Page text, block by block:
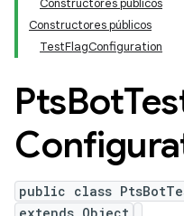
Constructores públicos
Constructores públicos
TestFlagConfiguration
PtsBot
public class